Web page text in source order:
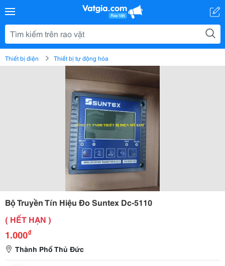
Thiết bị điện Thiết bị tự động hóa
Bộ Truyền Tín Hiệu Đo Suntex Dc-5110
( HẾT HẠN )
1.000₫
Thành Phố Thủ Đức